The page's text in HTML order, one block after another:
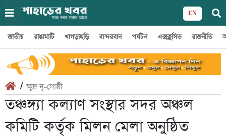
EN
জাতীয় রাঙামাটি খাগড়াছড়ি বান্দরবান পর্যটন এক্সক্লুসিভ রাজনীতি
/ ক্ষুদ্র নৃ-গোষ্ঠী
তঞ্চঙ্গ্যা কল্যাণ সংস্থার সদর অঞ্চল
কমিটি কর্তৃক মিলন মেলা অনুষ্ঠিত